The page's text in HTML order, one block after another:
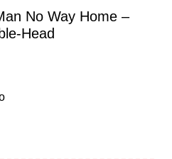
No Way Home –
Head